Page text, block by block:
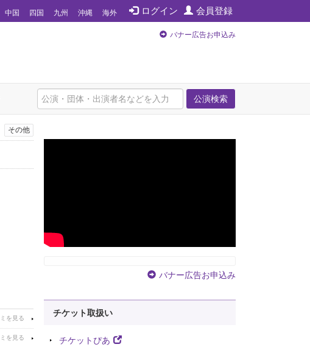
ログイン 会員登録
中国 四国 九州 沖縄 海外
バナー広告お申込み
公演検索
その他
バナー広告お申込み
チケット取扱い
チケットぴあ